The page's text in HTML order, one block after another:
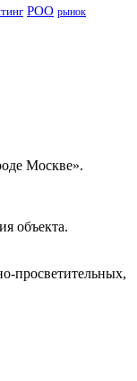
РОО рынок
Москве».
объекта.
просветительных,